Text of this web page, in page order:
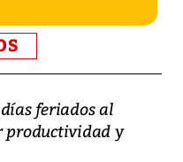
feriados al
productividad y